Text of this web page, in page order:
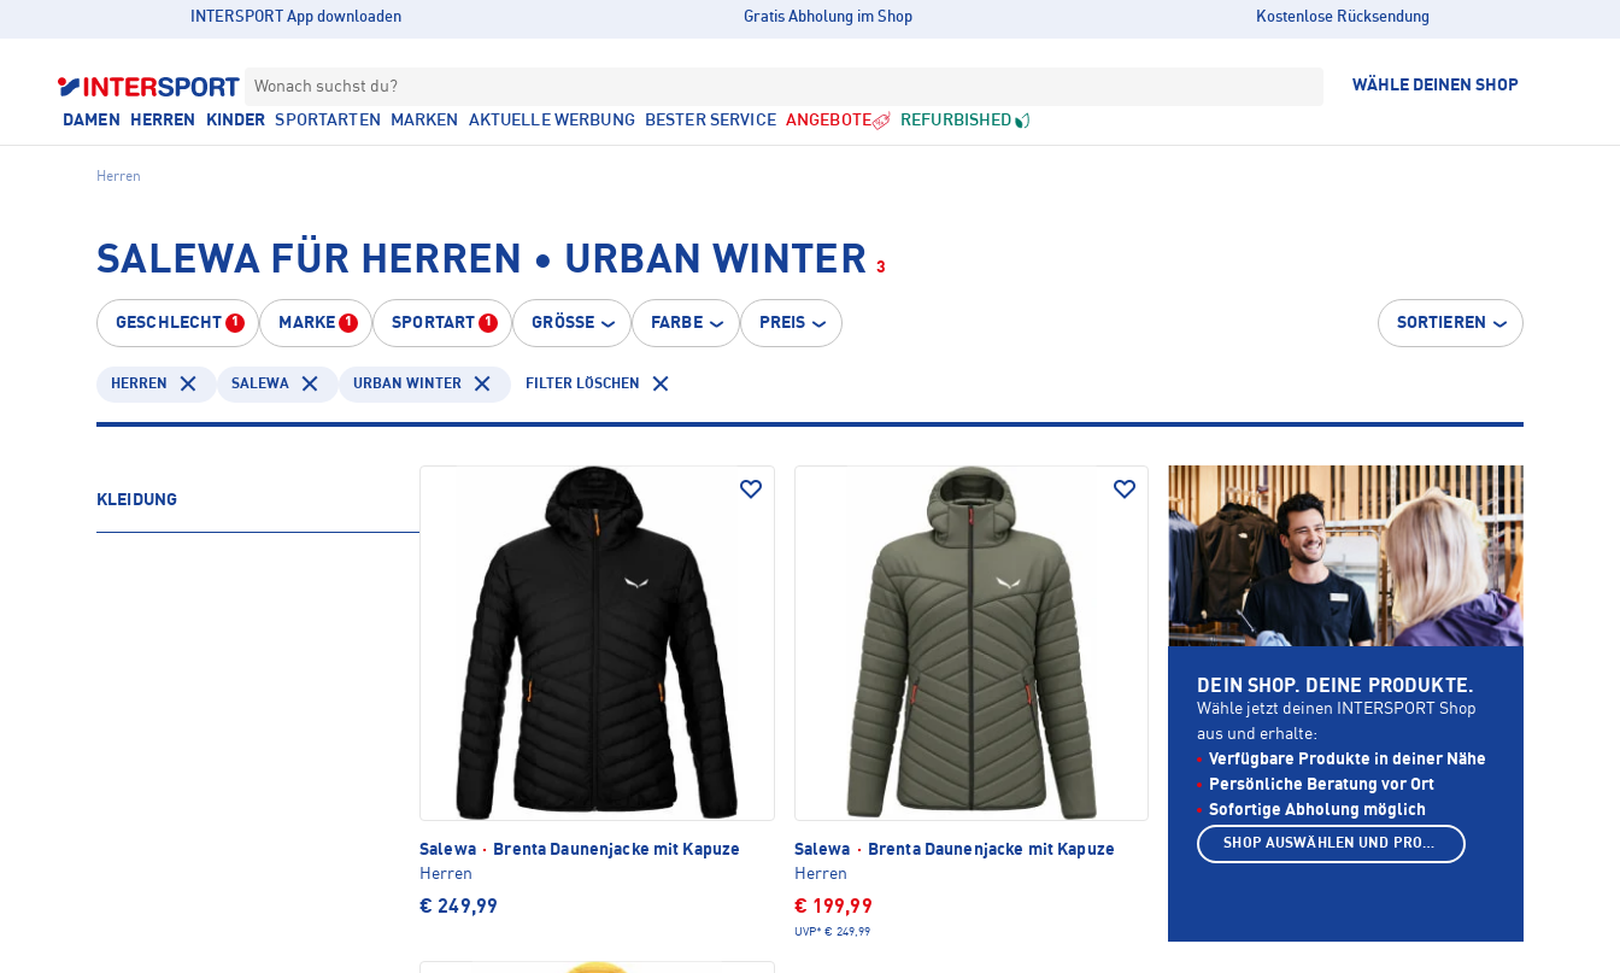
INTERSPORT App downloaden Gratis Abholung im Shop Kostenlose Rücksendung
Wonach suchst du? WÄHLE DEINEN SHOP
DAMEN HERREN KINDER SPORTARTEN MARKEN AKTUELLE WERBUNG BESTER SERVICE ANGEBOTE REFURBISHED
Herren
SALEWA FÜR HERREN • URBAN WINTER 3
GESCHLECHT 1 MARKE 1 SPORTART 1 GRÖSSE FARBE PREIS SORTIEREN
HERREN SALEWA URBAN WINTER FILTER LÖSCHEN
KLEIDUNG
Salewa ·
Brenta Daunenjacke mit Kapuze
Herren
€ 249,99
Salewa ·
Brenta Daunenjacke mit Kapuze
Herren
€ 199,99
UVP* € 249,99
DEIN SHOP. DEINE PRODUKTE.
Wähle jetzt deinen INTERSPORT Shop
aus und erhalte:
Verfügbare Produkte in deiner Nähe
Persönliche Beratung vor Ort
Sofortige Abholung möglich
SHOP AUSWÄHLEN UND PRODUKTE ANZEIGEN